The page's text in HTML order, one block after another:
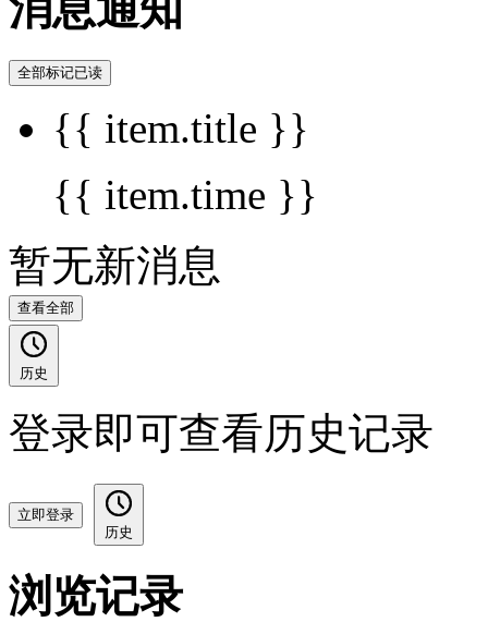
全部标记已读
{{ item.title }}
{{ item.time }}
暂无新消息
查看全部
历史
登录即可查看历史记录
立即登录
历史
浏览记录